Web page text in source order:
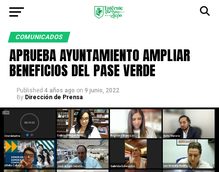
COMUNICADOS
APRUEBA AYUNTAMIENTO AMPLIAR
BENEFICIOS DEL PASE VERDE
Published 4 años ago on 9 junio, 2022
By Dirección de Prensa